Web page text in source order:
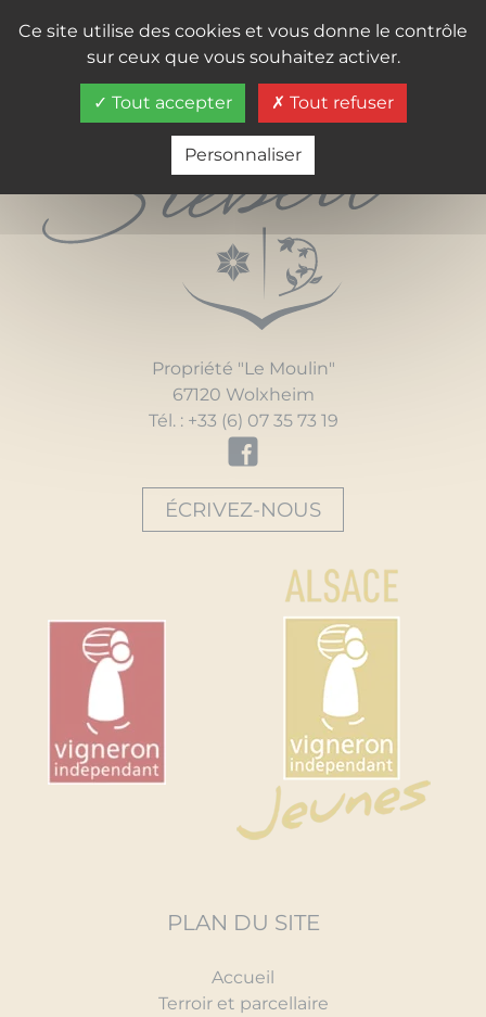
Propriété "Le Moulin"
67120 Wolxheim
Tél. : +33 (6) 07 35 73 19
ÉCRIVEZ-NOUS
PLAN DU SITE
Accueil
Terroir et parcellaire
Ce site utilise des cookies et vous donne le contrôle
sur ceux que vous souhaitez activer.
Tout accepter Tout refuser
Personnaliser